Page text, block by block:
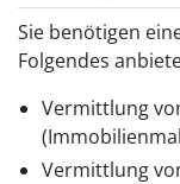
Sie benötigen
Folgendes
Vermittlung
Vermittlung